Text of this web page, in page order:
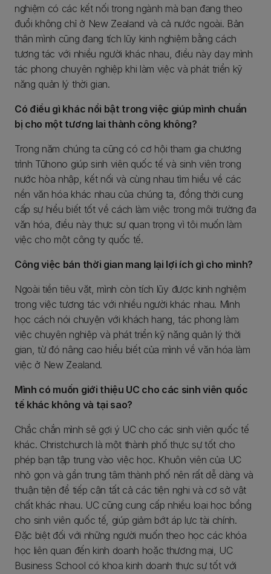
nghiệm có các kết nối trong ngành mà bạn đang theo
đuổi không chỉ ở New Zealand và cả nước ngoài. Bản
thân mình cũng đang tích lũy kinh nghiệm bằng cách
tương tác với nhiều người khác nhau, điều này dạy mình
tác phong chuyên nghiệp khi làm việc và phát triển kỹ
năng quản lý thời gian.
Có điều gì khác nổi bật trong việc giúp mình chuẩn
bị cho một tương lai thành công không?
Trong năm chúng ta cũng có cơ hội tham gia chương
trình Tūhono giúp sinh viên quốc tế và sinh viên trong
nước hòa nhập, kết nối và cùng nhau tìm hiểu về các
nền văn hóa khác nhau của chúng ta, đồng thời cung
cấp sự hiểu biết tốt về cách làm việc trong môi trường đa
văn hóa, điều này thực sự quan trọng vì tôi muốn làm
việc cho một công ty quốc tế.
Công việc bán thời gian mang lại lợi ích gì cho mình?
Ngoài tiền tiêu vặt, mình còn tích lũy được kinh nghiệm
trong việc tương tác với nhiều người khác nhau. Mình
học cách nói chuyện với khách hang, tác phong làm
việc chuyên nghiệp và phát triển kỹ năng quản lý thời
gian, từ đó nâng cao hiểu biết của mình về văn hóa làm
việc ở New Zealand.
Mình có muốn giới thiệu UC cho các sinh viên quốc
tế khác không và tại sao?
Chắc chắn mình sẽ gợi ý UC cho các sinh viên quốc tế
khác. Christchurch là một thành phố thực sự tốt cho
phép bạn tập trung vào việc học. Khuôn viên của UC
nhỏ gọn và gần trung tâm thành phố nên rất dễ dàng và
thuận tiện để tiếp cận tất cả các tiện nghi và cơ sở vật
chất khác nhau. UC cũng cung cấp nhiều loại học bổng
cho sinh viên quốc tế, giúp giảm bớt áp lực tài chính.
Đặc biệt đối với những người muốn theo học các khóa
học liên quan đến kinh doanh hoặc thương mại, UC
Business School có khoa kinh doanh thực sự tốt với